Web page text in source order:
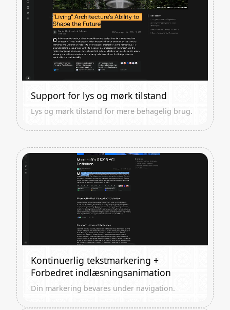
Support for lys og mørk tilstand
Lys og mørk tilstand for mere behagelig brug.
Kontinuerlig tekstmarkering +
Forbedret indlæsningsanimation
Din markering bevares under navigation.